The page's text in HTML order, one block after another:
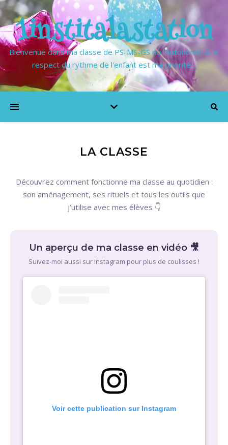
1institalastation
Bienvenue dans ma classe de PS-MS-GS où l'autonomie & le
respect du rythme de l'enfant est ma priorité…
LA CLASSE
Découvrez comment fonctionne ma classe au quotidien :
son aménagement, ses rituels et tous les outils que
j’utilise avec mes élèves 👇
Un aperçu de ma classe en vidéo 🎥
Suivez-moi aussi sur Instagram pour plus de coulisses !
Voir cette publication sur Instagram